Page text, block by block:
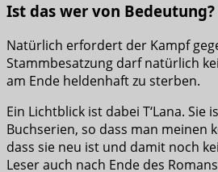
Ist das wer von Bedeutung?
Natürlich erfordert der Kampf
Stammbesatzung darf natürlich
am Ende heldenhaft zu sterben.
Ein Lichtblick ist dabei T‘Lana.
Buchserien, so dass man meinen
dass sie neu ist und damit noch
Leser auch nach Ende des